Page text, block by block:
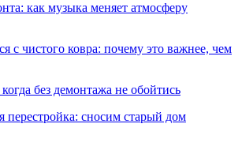
как музыка меняет атмосферу
с чистого ковра: почему это важнее, чем
без демонтажа не обойтись
перестройка: сносим старый дом